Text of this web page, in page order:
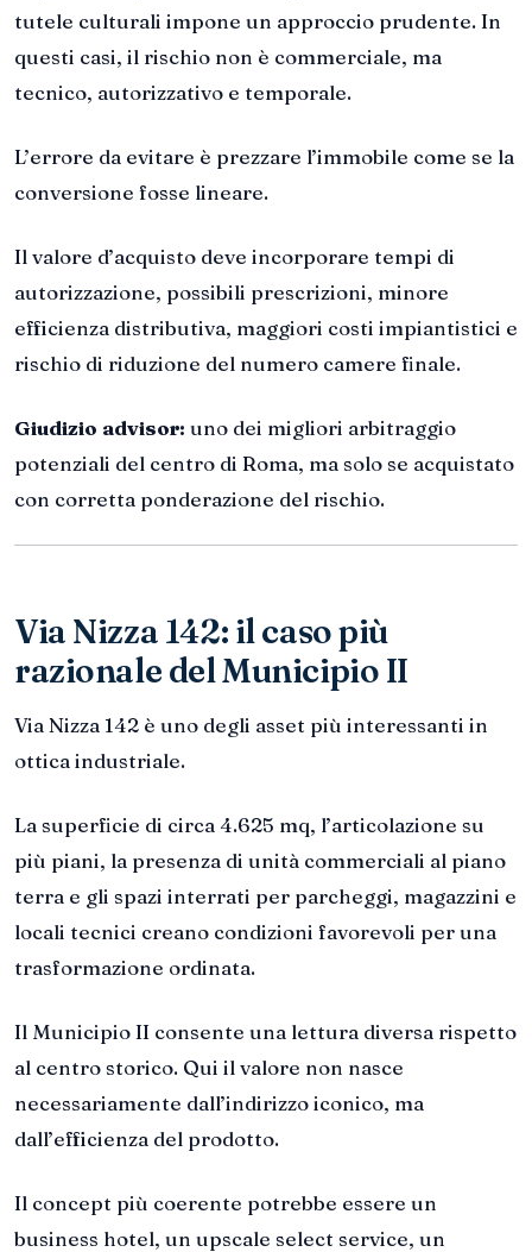
tutele culturali impone un approccio prudente. In
questi casi, il rischio non è commerciale, ma
tecnico, autorizzativo e temporale.
L’errore da evitare è prezzare l’immobile come se la
conversione fosse lineare.
Il valore d’acquisto deve incorporare tempi di
autorizzazione, possibili prescrizioni, minore
efficienza distributiva, maggiori costi impiantistici e
rischio di riduzione del numero camere finale.
Giudizio advisor: uno dei migliori arbitraggio
potenziali del centro di Roma, ma solo se acquistato
con corretta ponderazione del rischio.
Via Nizza 142: il caso più
razionale del Municipio II
Via Nizza 142 è uno degli asset più interessanti in
ottica industriale.
La superficie di circa 4.625 mq, l’articolazione su
più piani, la presenza di unità commerciali al piano
terra e gli spazi interrati per parcheggi, magazzini e
locali tecnici creano condizioni favorevoli per una
trasformazione ordinata.
Il Municipio II consente una lettura diversa rispetto
al centro storico. Qui il valore non nasce
necessariamente dall’indirizzo iconico, ma
dall’efficienza del prodotto.
Il concept più coerente potrebbe essere un
business hotel, un upscale select service, un